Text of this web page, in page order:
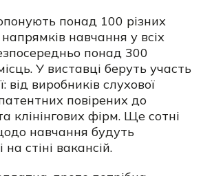
понад 100 різних
навчання у всіх
понад 300
У виставці беруть участь
від виробників слухової
повірених до
клінінгових фірм. Ще сотні
навчання будуть
стіні вакансій.